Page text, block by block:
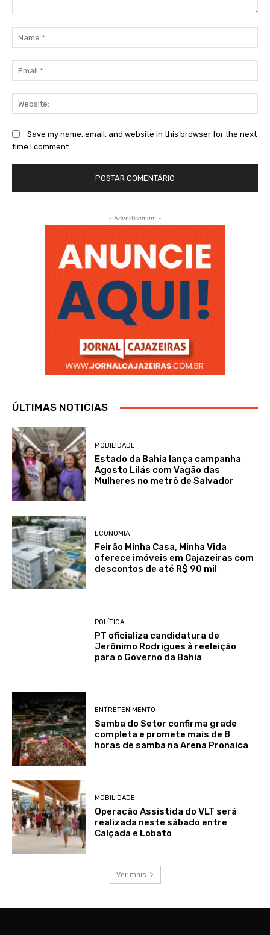
Save my name, email, and website in this browser for the next
time I comment.
- Advertisement -
ÚLTIMAS NOTICIAS
MOBILIDADE
Estado da Bahia lança campanha
Agosto Lilás com Vagão das
Mulheres no metrô de Salvador
ECONOMIA
Feirão Minha Casa, Minha Vida
oferece imóveis em Cajazeiras com
descontos de até R$ 90 mil
POLÍTICA
PT oficializa candidatura de
Jerônimo Rodrigues à reeleição
para o Governo da Bahia
ENTRETENIMENTO
Samba do Setor confirma grade
completa e promete mais de 8
horas de samba na Arena Pronaica
MOBILIDADE
Operação Assistida do VLT será
realizada neste sábado entre
Calçada e Lobato
Ver mais